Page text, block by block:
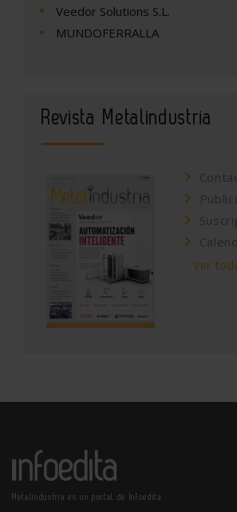
Veedor Solutions S.L.
MUNDOFERRALLA
Revista Metalindustria
Ver
Metalindustria es un portal de Infoedita